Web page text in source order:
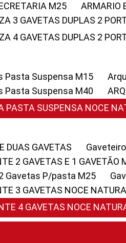
M25
3 GAVETAS DUPLAS 2
4 GAVETAS DUPLAS 2
Pasta Suspensa M15
Pasta Suspensa M40
PASTA SUSPENSA NOCE
DUAS GAVETAS
2 GAVETAS E 1 GAVETÃO
Gavetas P/pasta M25
3 GAVETAS NOCE
4 GAVETAS NOCE